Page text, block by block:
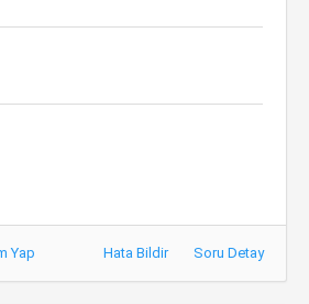
Yap Hata Bildir Soru Detay